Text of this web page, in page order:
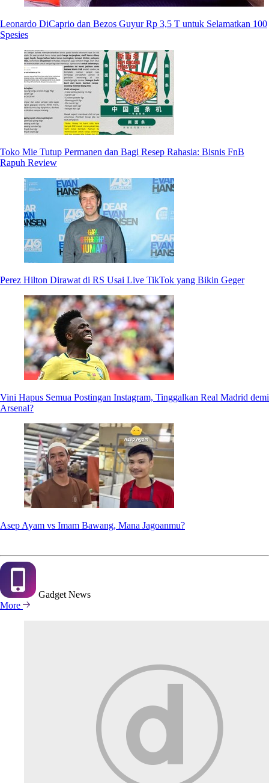
Leonardo DiCaprio dan Bezos Guyur Rp 3,5 T untuk Selamatkan 100
Spesies
Toko Mie Tutup Permanen dan Bagi Resep Rahasia: Bisnis FnB
Rapuh Review
Perez Hilton Dirawat di RS Usai Live TikTok yang Bikin Geger
Vini Hapus Semua Postingan Instagram, Tinggalkan Real Madrid demi
Arsenal?
Asep Ayam vs Imam Bawang, Mana Jagoanmu?
Gadget News
More